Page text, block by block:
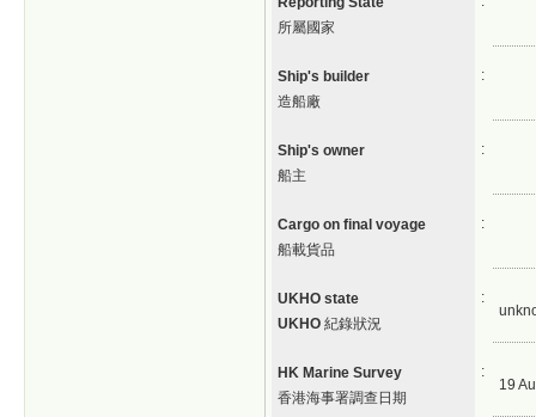
所屬國家
Ship's builder
造船廠
:
Ship's owner
船主
:
Cargo on final voyage
船載貨品
:
UKHO state
UKHO 紀錄狀況
:
HK Marine Survey
香港海事署調查日期
:
19